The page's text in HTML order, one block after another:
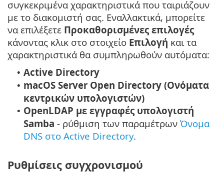
συγκεκριμένα χαρακτηριστικά που ταιριάζουν
με το διακομιστή σας. Εναλλακτικά, μπορείτε
να επιλέξετε Προκαθορισμένες επιλογές
κάνοντας κλικ στο στοιχείο Επιλογή και τα
χαρακτηριστικά θα συμπληρωθούν αυτόματα:
• Active Directory
• macOS Server Open Directory (Ονόματα
κεντρικών υπολογιστών)
• OpenLDAP με εγγραφές υπολογιστή
Samba - ρύθμιση των παραμέτρων Όνομα
DNS στο Active Directory.
Ρυθμίσεις συγχρονισμού